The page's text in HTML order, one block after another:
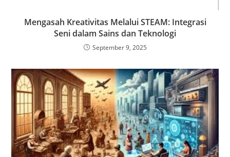
Mengasah Kreativitas Melalui STEAM: Integrasi
Seni dalam Sains dan Teknologi
September 9, 2025